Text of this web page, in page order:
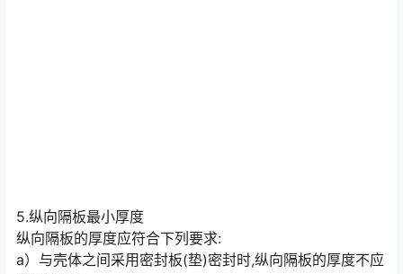
5.纵向隔板最小厚度
纵向隔板的厚度应符合下列要求:
a）与壳体之间采用密封板(垫)密封时,纵向隔板的厚度不应